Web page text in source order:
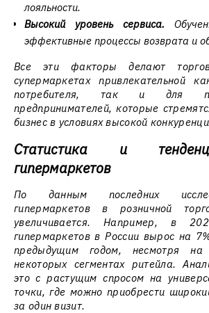
лояльности.
Высокий уровень сервиса.
эффективные процессы возврата и
Все эти факторы делают
супермаркетах привлекательной
потребителя, так и для
предпринимателей, которые
бизнес в условиях высокой
Статистика и
гипермаркетов
По данным последних
гипермаркетов в розничной
увеличивается. Например, в
гипермаркетов в России вырос на
предыдущим годом, несмотря
некоторых сегментах ритейла.
это с растущим спросом на
точки, где можно приобрести
за один визит.